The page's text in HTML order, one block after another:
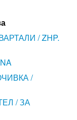
/ ZHP.
/
/ ЗА